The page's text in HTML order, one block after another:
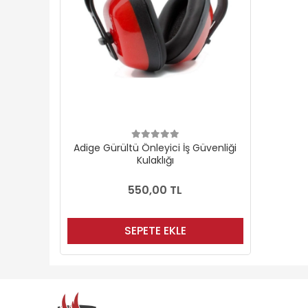
Adige Gürültü Önleyici İş Güvenliği
Kulaklığı
550,00 TL
SEPETE EKLE